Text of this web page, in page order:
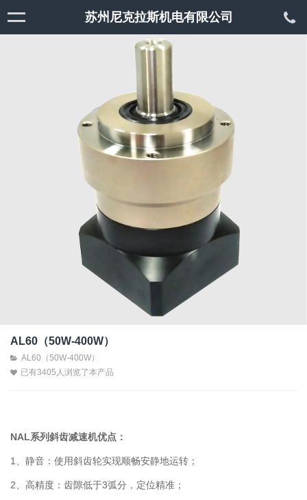
苏州尼克拉斯机电有限公司
AL60（50W-400W）
AL60（50W-400W）
已有3405人浏览了本产品
NAL系列斜齿减速机优点：
1、静音：使用斜齿轮实现顺畅安静地运转；
2、高精度：齿隙低于3弧分，定位精准；